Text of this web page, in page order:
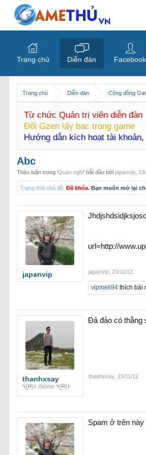
Trang chủ Diễn đàn Cộng đồng
Từ chức Quản trị viên diễn đàn
Đổi Gzen lấy bạc trong game
Hướng dẫn kích hoạt tài
Abc
Thảo luận trong 'Quán nghỉ' bắt đầu bởijapanvip ,
Trạng thái chủ đề: Đã khóa. Bạn muốn mở lại
japanvip
url=http://
japanvip 23/11/12
vipmeli94 thích bài
thanhxsay
٩(•̮̮̃•̃)۶ Alone ٩(•̮̮̃•̃)۶
Đả đảo có thằng
thanhxsay 23/11/12
Spam ở trên
Trang chủ Diễn đàn Facebook